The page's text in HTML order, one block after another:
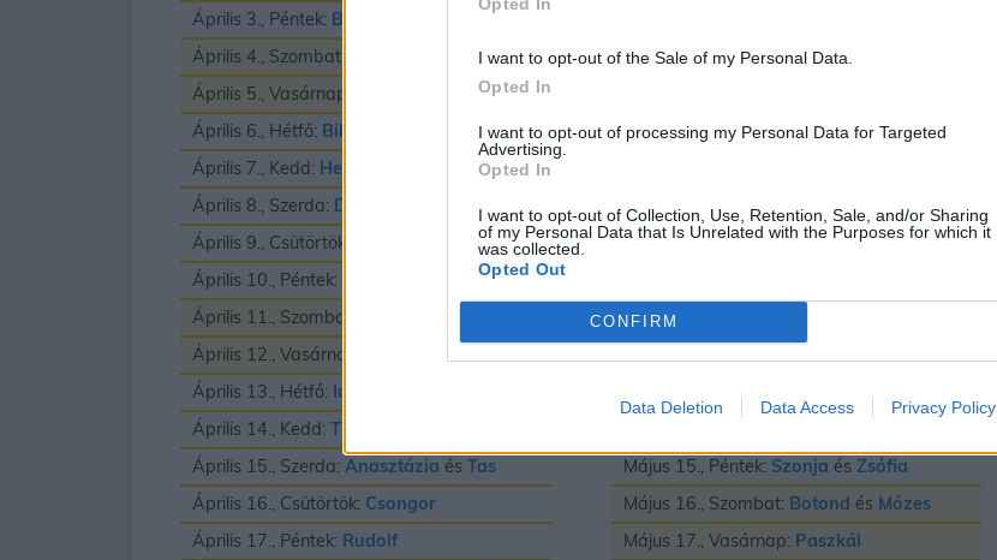
I want to opt-out of the Sale of my Personal Data.
Opted In
I want to opt-out of processing my Personal Data for Targeted
Advertising.
Opted In
I want to opt-out of Collection, Use, Retention, Sale, and/or Sharing
of my Personal Data that Is Unrelated with the Purposes for which it
was collected.
Opted Out
CONFIRM
Data Deletion Data Access Privacy Policy
Április 3., Péntek: Buda
Április 4., Szombat:
Április 5., Vasárnap:
Április 6., Hétfő: Biborka
Április 7., Kedd: Herman
Április 8., Szerda: Dénes
Április 9., Csütörtök:
Április 10., Péntek:
Április 11., Szombat:
Április 12., Vasárnap:
Április 13., Hétfő: Ida
Április 14., Kedd: Tibor
Április 15., Szerda: Anasztázia és Tas
Április 16., Csütörtök: Csongor
Április 17., Péntek: Rudolf
Május 4., Hétfő:Flórián ésMónika
Május 6., Szerda:FridaésIvett
Május 8., Péntek:Mihály
Május 9., Szombat:Gergely
Május 11., Hétfő:
Május 15., Péntek: Szonja és Zsófia
Május 16., Szombat: Botond és Mózes
Május 17., Vasárnap: Paszkál